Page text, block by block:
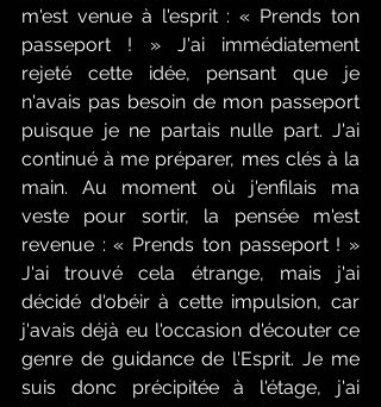
m'est venue à l'esprit : « Prends ton
passeport ! » J'ai immédiatement
rejeté cette idée, pensant que je
n'avais pas besoin de mon passeport
puisque je ne partais nulle part. J'ai
continué à me préparer, mes clés à la
main. Au moment où j'enfilais ma
veste pour sortir, la pensée m'est
revenue : « Prends ton passeport ! »
J'ai trouvé cela étrange, mais j'ai
décidé d'obéir à cette impulsion, car
j'avais déjà eu l'occasion d'écouter ce
genre de guidance de l'Esprit. Je me
suis donc précipitée à l'étage, j'ai